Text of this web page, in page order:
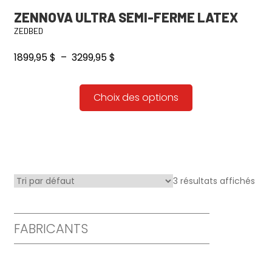
ZENNOVA ULTRA SEMI-FERME LATEX
ZEDBED
1899,95$ – 3299,95$
prix :
1899,95 $
Choix des options
Ce
produit
options
être
sur
3 résultats affichés
FABRICANTS